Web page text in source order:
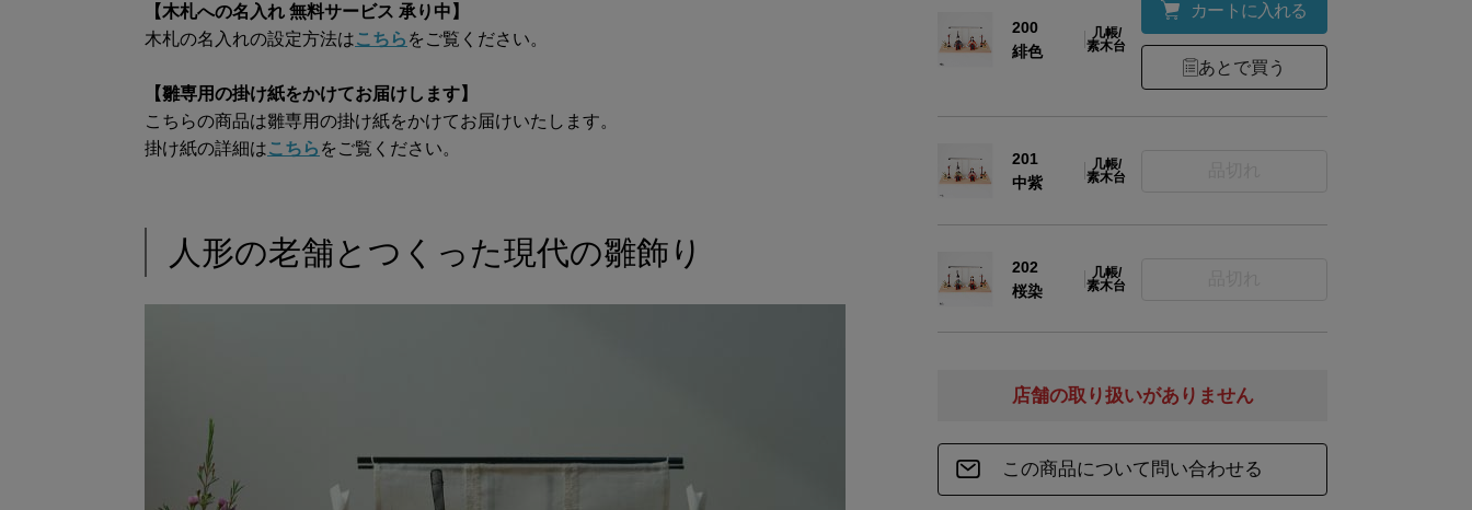
【木札への名入れ 無料サービス 承り中】
木札の名入れの設定方法はこちら をご覧ください。
【雛専用の掛け紙をかけてお届けします】
こちらの商品は雛専用の掛け紙をかけてお届けいたします。
掛け紙の詳細はこちら をご覧ください。
人形の老舗とつくった現代の雛飾り
素材
人形:桐材･麻･石膏･絹/玉台:木(中質繊維板)/付属
木･藁/敷台：杉合板/几帳の台：木/几帳の生地：
内容
組）・玉台（2個1組）・紅梅・白梅（2個1組）
【お手入れセット】
リン・チモール・ゼオライト・刷毛(素材：毛(山
商品サイズ
本体
貝桶
200
緋色
几帳/
素木台
カートに入れる
あとで買う
201
中紫
几帳/
素木台
202
桜染
几帳/
素木台
この商品について問い合わせる
店舗の取り扱いがありません